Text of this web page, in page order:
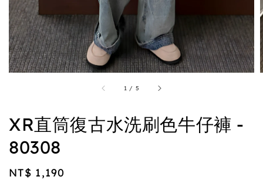
1 / 5
XR直筒復古水洗刷色牛仔褲 -
80308
Regular
NT$ 1,190